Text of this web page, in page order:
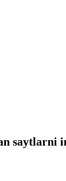
saytlarni